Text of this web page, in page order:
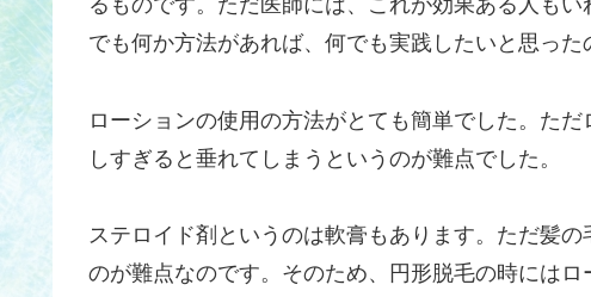
るものです。ただ医師には、これが効果ある人も
でも何か方法があれば、何でも実践したいと思った
ローションの使用の方法がとても簡単でした。た
しすぎると垂れてしまうというのが難点でした。
ステロイド剤というのは軟膏もあります。ただ髪
のが難点なのです。そのため、円形脱毛の時には